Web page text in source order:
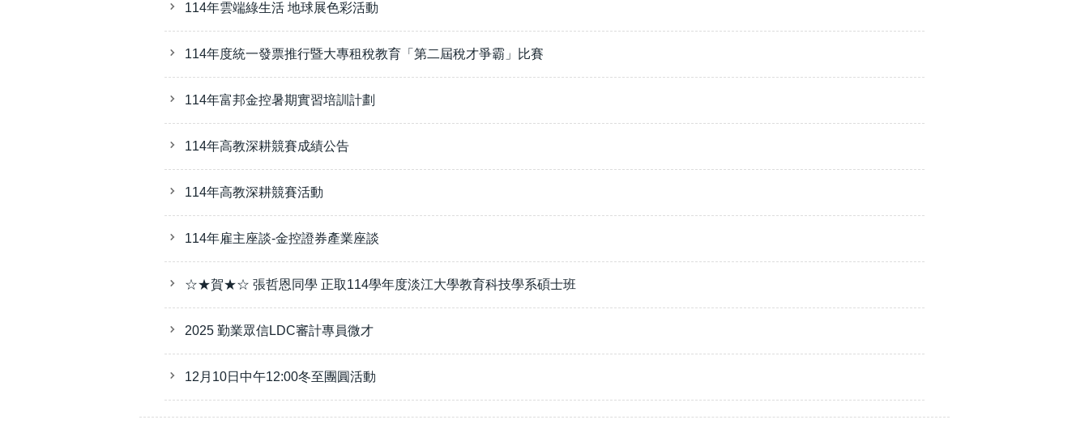
114年雲端綠生活 地球展色彩活動
114年度統一發票推行暨大專租稅教育「第二屆稅才爭霸」比賽
114年富邦金控暑期實習培訓計劃
114年高教深耕競賽成績公告
114年高教深耕競賽活動
114年雇主座談-金控證券產業座談
☆★賀★☆ 張哲恩同學 正取114學年度淡江大學教育科技學系碩士班
2025 勤業眾信LDC審計專員微才
12月10日中午12:00冬至團圓活動